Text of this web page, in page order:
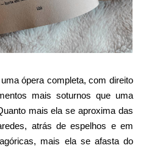
ópera completa, com direito
mais soturnos que uma
mais ela se aproxima das
atrás de espelhos e em
mais ela se afasta do